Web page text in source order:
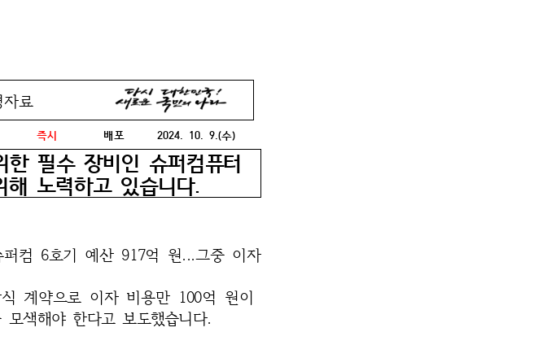
료
즉시 배포 2024. 10. 9.(수)
필수 장비인 슈퍼컴퓨터
노력하고 있습니다.
컴 6호기 예산 917억 원...그중이자
계약으로 이자 비용만 100억 원이
모색해야 한다고 보도했습니다.